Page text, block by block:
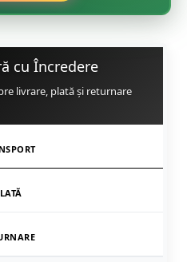
cu Încredere
livrare, plată și returnare